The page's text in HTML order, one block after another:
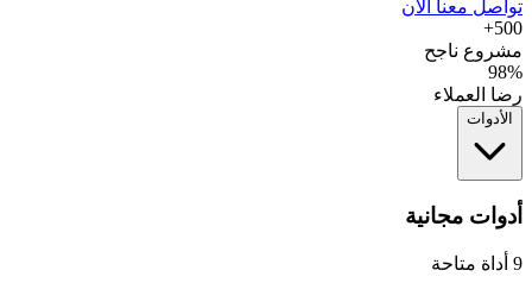
تواصل معنا الآن
500+
مشروع ناجح
98%
رضا العملاء
الأدوات
أدوات مجانية
9 أداة متاحة